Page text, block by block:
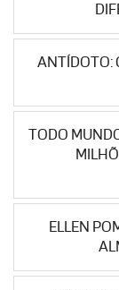
ANTÍDOTO:
TODO
ELLEN